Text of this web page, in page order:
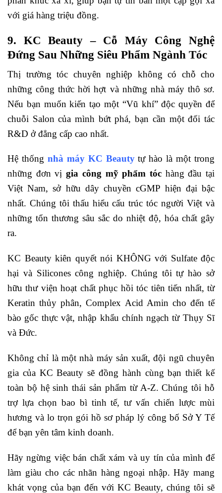
với giá hàng triệu đồng.
9. KC Beauty – Cỗ Máy Công Nghệ
Đứng Sau Những Siêu Phẩm Ngành Tóc
Thị trường tóc chuyên nghiệp không có chỗ cho
những công thức hời hợt và những nhà máy thô sơ.
Nếu bạn muốn kiến tạo một “Vũ khí” độc quyền để
chuỗi Salon của mình bứt phá, bạn cần một đối tác
R&D ở đẳng cấp cao nhất.
Hệ thống nhà máy KC Beautytự hào là một trong
những đơn vịgia công mỹ phẩm tóchàng đầu tại
Việt Nam, sở hữu dây chuyền cGMP hiện đại bậc
nhất. Chúng tôi thấu hiểu cấu trúc tóc người Việt và
những tổn thương sâu sắc do nhiệt độ, hóa chất gây
ra.
KC Beauty kiên quyết nói KHÔNG với Sulfate độc
hại và Silicones công nghiệp. Chúng tôi tự hào sở
hữu thư viện hoạt chất phục hồi tóc tiên tiến nhất, từ
Keratin thủy phân, Complex Acid Amin cho đến tế
bào gốc thực vật, nhập khẩu chính ngạch từ Thụy Sĩ
và Đức.
Không chỉ là một nhà máy sản xuất, đội ngũ chuyên
gia của KC Beauty sẽ đồng hành cùng bạn thiết kế
toàn bộ hệ sinh thái sản phẩm từ A-Z. Chúng tôi hỗ
trợ lựa chọn bao bì tinh tế, tư vấn chiến lược mùi
hương và lo trọn gói hồ sơ pháp lý công bố Sở Y Tế
để bạn yên tâm kinh doanh.
Hãy ngừng việc bán chất xám và uy tín của mình để
làm giàu cho các nhãn hàng ngoại nhập. Hãy mang
khát vọng của bạn đến với KC Beauty, chúng tôi sẽ